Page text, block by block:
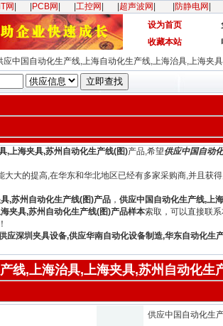
网 PCB网 工控网 超声波网 防静电网
设为首页
收藏本站
应中国自动化生产线,上海自动化生产线,上海治具,上海夹
,上海夹具,苏州自动化生产线(图)产品,希望供应中国自动
大的提高,在华东和华北地区已经有多家采购商,并且获
,苏州自动化生产线(图)产品， 供应中国自动化生产线,上
夹具,苏州自动化生产线(图)产品样本索取，可以直接联
应深圳夹具设备,供应华南自动化设备制造,华东自动化生
线,上海治具,上海夹具,苏州自动化生
供应中国自动化生